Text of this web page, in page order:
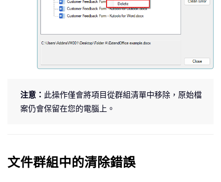
注意： 此操作僅會將項目從群組清單中移除，原始檔
案仍會保留在您的電腦上。
文件群組中的清除錯誤